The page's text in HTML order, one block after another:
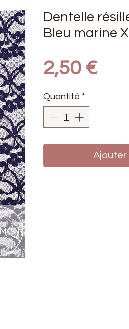
Dentelle
Bleu marine
2,50 €Prix
Quantité *
Ajouter